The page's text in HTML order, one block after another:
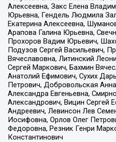
Алексеевна, Закс Елена
Юрьевна, Гендель Людмила
Екатерина Алексеевна,
Арапова Галина Юрьевна,
Прохоров Вадим Юрьевич,
Подузов Сергей Васильевич,
Вячеславовна, Литинский
Сергей Маркович, Бахмин
Анатолий Ефимович, Сухих
Петрович, Добровольская
Александра Евгеньевна,
Александрович, Вицин Сергей
Андреевич, Левинсон Лев
Иосифовна, Орлов Олег
Федоровна, Резник Генри
Константинович